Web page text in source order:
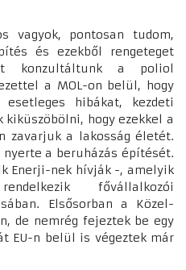
vagyok, pontosan tudom,
és ezekből rengeteget
konzultáltunk a poliol
a MOL-on belül, hogy
hibákat, kezdeti
hogy ezekkel a
zavarjuk a lakosság életét.
nyerte a beruházás építését.
Enerji-nek hívják -, amelyik
fővállalkozói
Elsősorban a Közel-
de nemrég fejeztek be egy
EU-n belül is végeztek már